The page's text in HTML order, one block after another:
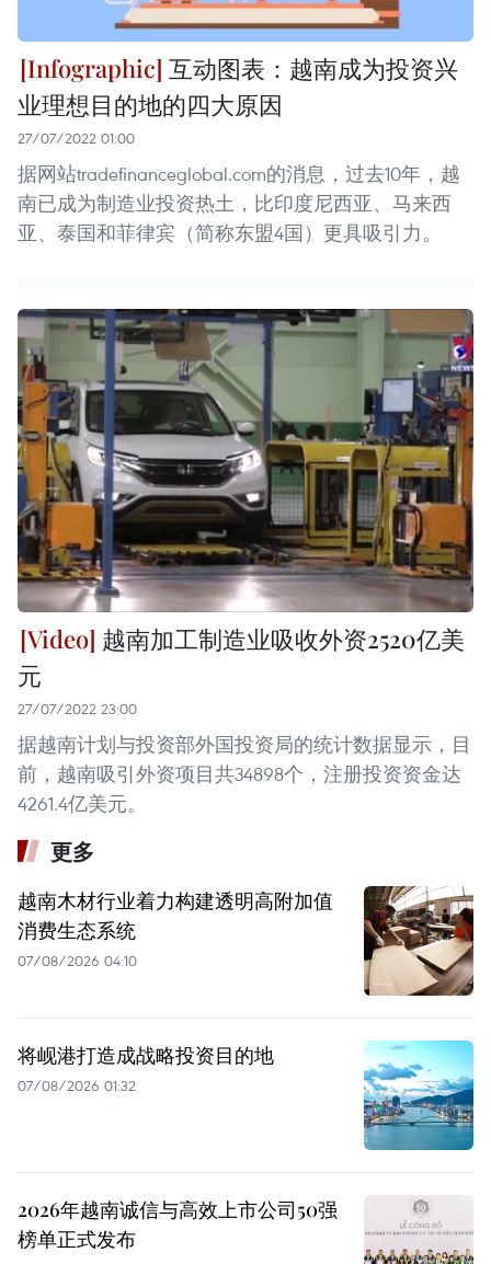
互动图表：越南成为投资兴
业理想目的地的四大原因
27/07/2022 01:00
据网站tradefinanceglobal.com的消息，过去10年，越
南已成为制造业投资热土，比印度尼西亚、马来西
亚、泰国和菲律宾（简称东盟4国）更具吸引力。
越南加工制造业吸收外资2520亿美
元
27/07/2022 23:00
据越南计划与投资部外国投资局的统计数据显示，目
前，越南吸引外资项目共34898个，注册投资资金达
4261.4亿美元。
更多
越南木材行业着力构建透明高附加值
消费生态系统
07/08/2026 04:10
将岘港打造成战略投资目的地
07/08/2026 01:32
2026年越南诚信与高效上市公司50强
榜单正式发布